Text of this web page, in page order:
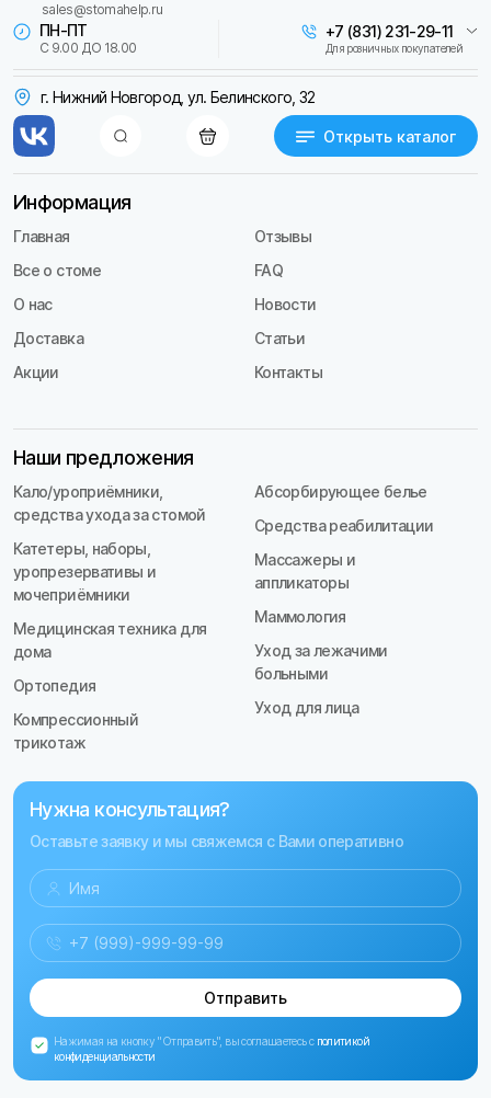
г. Нижний Новгород, ул. Белинского, 32
Открыть каталог
ПН-ПТ
С 9.00 ДО 18.00
+7 (831) 231-29-11
Для розничных покупателей
sales@stomahelp.ru
Информация
Главная
Все о стоме
О нас
Доставка
Акции
Отзывы
FAQ
Новости
Статьи
Контакты
Наши предложения
Кало/уроприёмники,
средства ухода за стомой
Катетеры, наборы,
уропрезервативы и
мочеприёмники
Медицинская техника для
дома
Ортопедия
Компрессионный
трикотаж
Абсорбирующее белье
Средства реабилитации
Массажеры и
аппликаторы
Маммология
Уход за лежачими
больными
Уход для лица
Нужна консультация?
Оставьте заявку и мы свяжемся с Вами оперативно
Отправить
Нажимая на кнопку "Отправить", вы соглашаетесь с политикой
конфиденциальности